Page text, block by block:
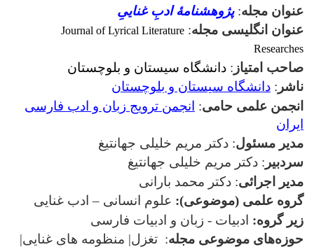
عنوان مجله:پژوهشنامۀ ادبِ غناییِ
عنوان انگلیسی مجله:
Journal of Lyrical Literature
Researches
صاحب امتیاز : دانشگاه سیستان و بلوچستان
ناشر : دانشگاه سیستان و بلوچستان
انجمن علمی حامی: انجمن ترویج زبان و ادب فارسی
ایران
مدیر مسئول: دکتر مریم خلیلی جهانتیغ
سردبیر : دکتر مریم خلیلی جهانتیغ
مدیر اجرائی: دکتر محمد بارانی
گروه علمی (موضوعی): علوم انسانی – ادب غنایی
زیر گروه: ادبیات - زبان و ادبیات فارسی
حوزه‌های موضوعی مجله: تغزل| منظومه های غنایی|